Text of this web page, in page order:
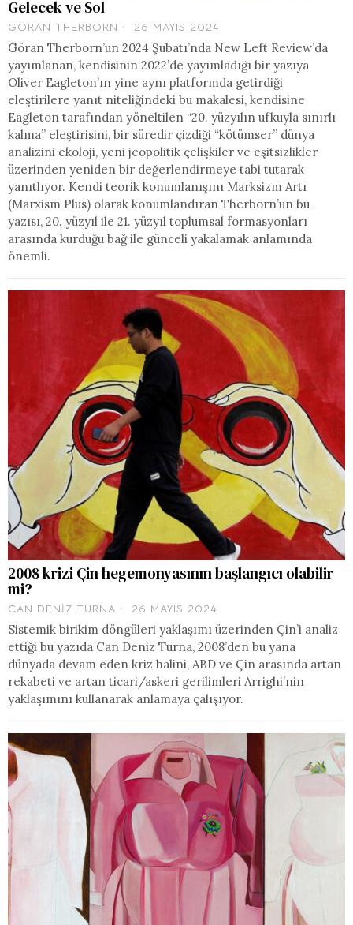
Gelecek ve Sol
GÖRAN THERBORN 26 MAYIS 2024
Göran Therborn’un 2024 Şubatı’nda New Left Review’da
yayımlanan, kendisinin 2022’de yayımladığı bir yazıya
Oliver Eagleton’ın yine aynı platformda getirdiği
eleştirilere yanıt niteliğindeki bu makalesi, kendisine
Eagleton tarafından yöneltilen “20. yüzyılın ufkuyla sınırlı
kalma” eleştirisini, bir süredir çizdiği “kötümser” dünya
analizini ekoloji, yeni jeopolitik çelişkiler ve eşitsizlikler
üzerinden yeniden bir değerlendirmeye tabi tutarak
yanıtlıyor. Kendi teorik konumlanışını Marksizm Artı
(Marxism Plus) olarak konumlandıran Therborn’un bu
yazısı, 20. yüzyıl ile 21. yüzyıl toplumsal formasyonları
arasında kurduğu bağ ile günceli yakalamak anlamında
önemli.
2008 krizi Çin hegemonyasının başlangıcı olabilir
mi?
CAN DENIZ TURNA 26 MAYIS 2024
Sistemik birikim döngüleri yaklaşımı üzerinden Çin’i analiz
ettiği bu yazıda Can Deniz Turna, 2008’den bu yana
dünyada devam eden kriz halini, ABD ve Çin arasında artan
rekabeti ve artan ticari/askeri gerilimleri Arrighi’nin
yaklaşımını kullanarak anlamaya çalışıyor.